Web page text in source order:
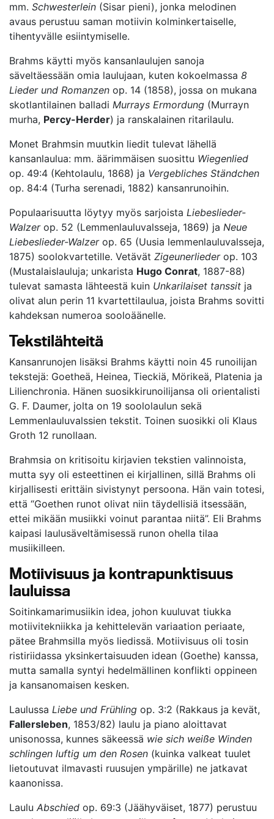
mm. Schwesterlein (Sisar pieni), jonka melodinen
avaus perustuu saman motiivin kolminkertaiselle,
tihentyvälle esiintymiselle.
Brahms käytti myös kansanlaulujen sanoja
säveltäessään omia laulujaan, kuten kokoelmassa 8
Lieder und Romanzen op. 14 (1858), jossa on mukana
skotlantilainen balladi Murrays Ermordung (Murrayn
murha, Percy-Herder) ja ranskalainen ritarilaulu.
Monet Brahmsin muutkin liedit tulevat lähellä
kansanlaulua: mm. äärimmäisen suosittu Wiegenlied
op. 49:4 (Kehtolaulu, 1868) ja Vergebliches Ständchen
op. 84:4 (Turha serenadi, 1882) kansanrunoihin.
Populaarisuutta löytyy myös sarjoista Liebeslieder-
Walzerop. 52 (Lemmenlauluvalsseja, 1869) ja Neue
Liebeslieder-Walzerop. 65 (Uusia lemmenlauluvalsseja,
1875) soolokvartetille. Vetävät Zigeunerliederop. 103
(Mustalaislauluja; unkarista Hugo Conrat, 1887-88)
tulevat samasta lähteestä kuin Unkarilaiset tanssit ja
olivat alun perin 11 kvartettilaulua, joista Brahms sovitti
kahdeksan numeroa sooloäänelle.
Tekstilähteitä
Kansanrunojen lisäksi Brahms käytti noin 45 runoilijan
tekstejä: Goetheä, Heinea, Tieckiä, Mörikeä, Platenia ja
Lilienchronia. Hänen suosikkirunoilijansa oli orientalisti
G. F. Daumer, jolta on 19 soololaulun sekä
Lemmenlauluvalssien tekstit. Toinen suosikki oli Klaus
Groth 12 runollaan.
Brahmsia on kritisoitu kirjavien tekstien valinnoista,
mutta syy oli esteettinen ei kirjallinen, sillä Brahms oli
kirjallisesti erittäin sivistynyt persoona. Hän vain totesi,
että “Goethen runot olivat niin täydellisiä itsessään,
ettei mikään musiikki voinut parantaa niitä”. Eli Brahms
kaipasi laulusäveltämisessä runon ohella tilaa
musiikilleen.
Motiivisuus ja kontrapunktisuus
lauluissa
Soitinkamarimusiikin idea, johon kuuluvat tiukka
motiivitekniikka ja kehittelevän variaation periaate,
pätee Brahmsilla myös liedissä. Motiivisuus oli tosin
ristiriidassa yksinkertaisuuden idean (Goethe) kanssa,
mutta samalla syntyi hedelmällinen konflikti oppineen
ja kansanomaisen kesken.
Laulussa Liebe und Frühling op. 3:2 (Rakkaus ja kevät,
Fallersleben, 1853/82) laulu ja piano aloittavat
unisonossa, kunnes säkeessä wie sich weiße Winden
schlingen luftig um den Rosen (kuinka valkeat tuulet
lietoutuvat ilmavasti ruusujen ympärille) ne jatkavat
kaanonissa.
Laulu Abschied op. 69:3 (Jäähyväiset, 1877) perustuu